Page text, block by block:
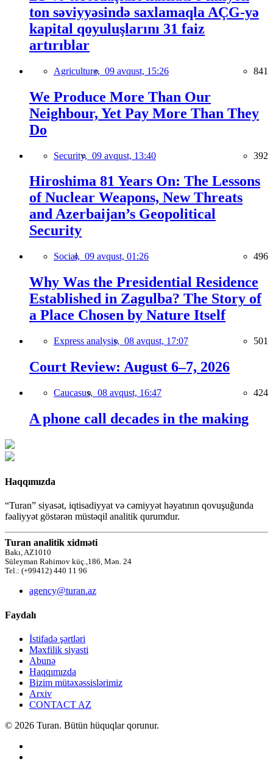
ton səviyyəsində saxlamaqla AÇG-yə
kapital qoyuluşlarını 31 faiz
artırıblar
Agriculture, 09 avqust, 15:26 841
We Produce More Than Our
Neighbour, Yet Pay More Than They
Do
Security, 09 avqust, 13:40 392
Hiroshima 81 Years On: The Lessons
of Nuclear Weapons, New Threats
and Azerbaijan’s Geopolitical
Security
Social, 09 avqust, 01:26 496
Why Was the Presidential Residence
Established in Zagulba? The Story of
a Place Chosen by Nature Itself
Express analysis, 08 avqust, 17:07 501
Court Review: August 6–7, 2026
Caucasus, 08 avqust, 16:47 424
A phone call decades in the making
Haqqımızda
“Turan” siyasət, iqtisadiyyat və cəmiyyət həyatının qovuşuğunda
fəaliyyət göstərən müstəqil analitik qurumdur.
Turan analitik xidməti
Bakı, AZ1010
Süleyman Rəhimov küç.,186, Mən. 24
Tel.: (+99412) 440 11 96
agency@turan.az
Faydalı
İstifadə şərtləri
Məxfilik siyasti
Abunə
Haqqımızda
Bizim mütəxəssislərimiz
Arxiv
CONTACT AZ
© 2026 Turan. Bütün hüquqlar qorunur.